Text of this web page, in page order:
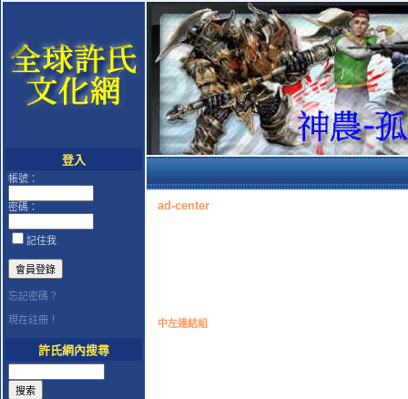
登入
帳號：
密碼：
記住我
忘記密碼？
現在註冊！
許氏網內搜尋
ad-center
中左連結組